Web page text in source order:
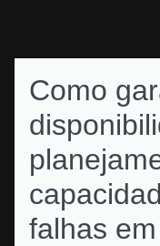
Como
falhas